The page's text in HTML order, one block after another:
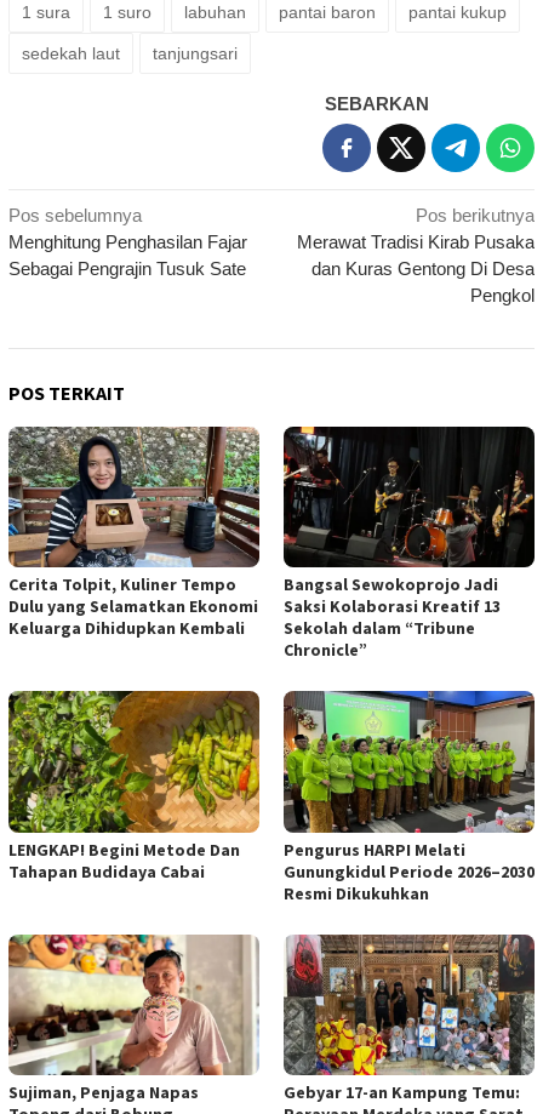
1 sura 1 suro labuhan pantai baron pantai kukup
sedekah laut tanjungsari
SEBARKAN
Navigasi
pos
Pos sebelumnya
Menghitung Penghasilan Fajar
Sebagai Pengrajin Tusuk Sate
Pos berikutnya
Merawat Tradisi Kirab Pusaka
dan Kuras Gentong Di Desa
Pengkol
POS TERKAIT
Cerita Tolpit, Kuliner Tempo
Dulu yang Selamatkan Ekonomi
Keluarga Dihidupkan Kembali
Bangsal Sewokoprojo Jadi
Saksi Kolaborasi Kreatif 13
Sekolah dalam “Tribune
Chronicle”
LENGKAP! Begini Metode Dan
Tahapan Budidaya Cabai
Pengurus HARPI Melati
Gunungkidul Periode 2026–2030
Resmi Dikukuhkan
Sujiman, Penjaga Napas
Gebyar 17-an Kampung Temu: